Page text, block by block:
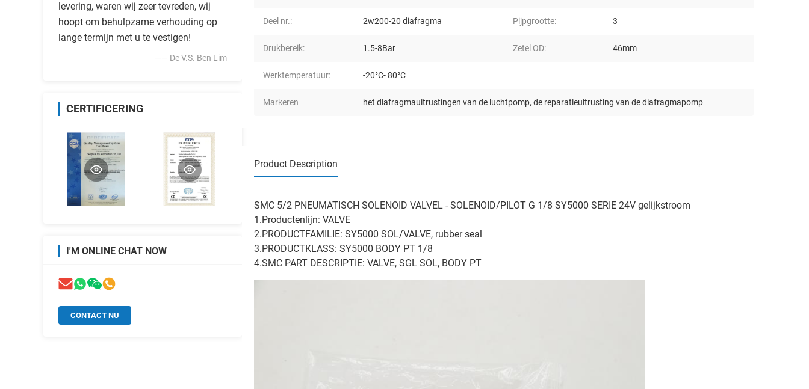
levering, waren wij zeer tevreden, wij
hoopt om behulpzame verhouding op
lange termijn met u te vestigen!
—— De V.S. Ben Lim
CERTIFICERING
I'M ONLINE CHAT NOW
CONTACT NU
Deel nr.: 2w200-20 diafragma Pijpgrootte: 3
Drukbereik: 1.5-8Bar Zetel OD: 46mm
Werktemperatuur: -20°C- 80°C
Markeren het diafragmauitrustingen van de luchtpomp, de reparatieuitrusting van de diafragmapomp
Product Description
SMC 5/2 PNEUMATISCH SOLENOID VALVEL - SOLENOID/PILOT G 1/8 SY5000 SERIE 24V gelijkstroom
1.Productenlijn: VALVE
2.PRODUCTFAMILIE: SY5000 SOL/VALVE, rubber seal
3.PRODUCTKLASS: SY5000 BODY PT 1/8
4.SMC PART DESCRIPTIE: VALVE, SGL SOL, BODY PT